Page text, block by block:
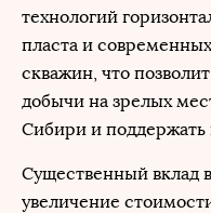
технологий
пласта и
скважин, что
добычи на зрелых
Сибири и поддержать
Существенный вклад
увеличение